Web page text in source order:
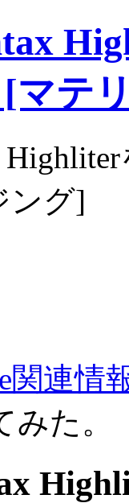
マテ
ング]
関連情
た。